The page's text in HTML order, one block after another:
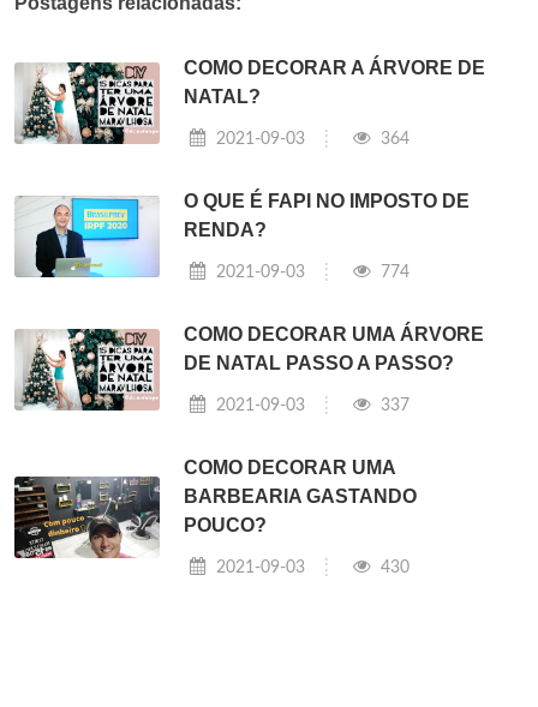
COMO DECORAR A ÁRVORE DE
NATAL?
2021-09-03 364
O QUE É FAPI NO IMPOSTO DE
RENDA?
2021-09-03 774
COMO DECORAR UMA ÁRVORE
DE NATAL PASSO A PASSO?
2021-09-03 337
COMO DECORAR UMA
BARBEARIA GASTANDO
POUCO?
2021-09-03 430